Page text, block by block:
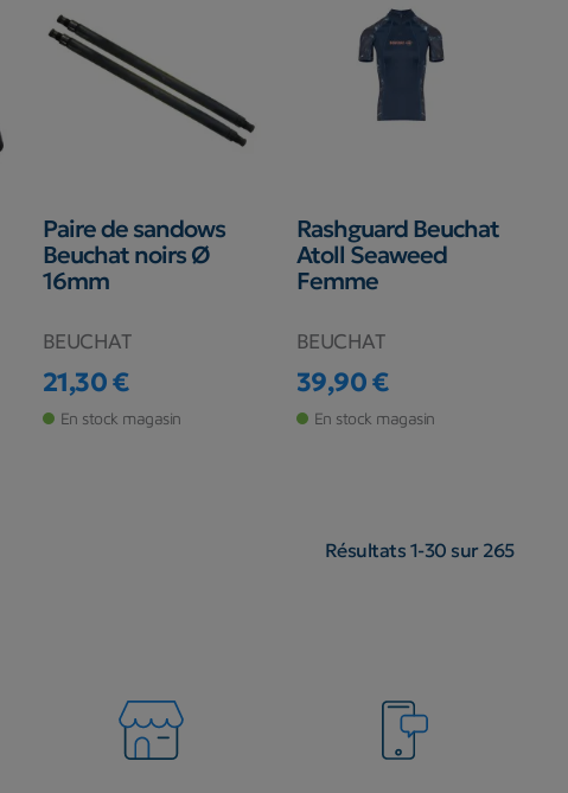
Paire de sandows
Beuchat noirs Ø
16mm
BEUCHAT
Prix
21,30 €
En stock magasin
Rashguard Beuchat
Atoll Seaweed
Femme
BEUCHAT
Prix
39,90 €
En stock magasin
Résultats 1-30 sur 265